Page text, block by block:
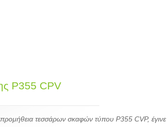
P355 CPV
τεσσάρων σκαφών τύπου P355 CVP, έγινε